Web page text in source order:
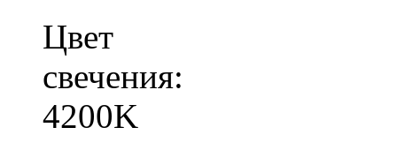
Цвет
свечения:
4200K